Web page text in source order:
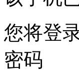
您将登
密码